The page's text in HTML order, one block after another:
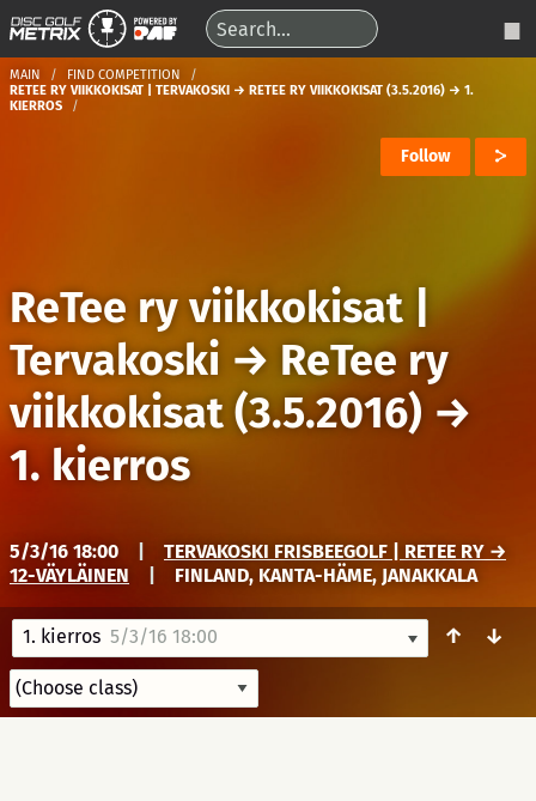
MAIN
FIND COMPETITION
RETEE RY VIIKKOKISAT | TERVAKOSKI → RETEE RY VIIKKOKISAT (3.5.2016) → 1.
KIERROS
Follow
ReTee ry viikkokisat |
Tervakoski → ReTee ry
viikkokisat (3.5.2016) →
1. kierros
5/3/16 18:00
TERVAKOSKI FRISBEEGOLF | RETEE RY →
12-VÄYLÄINEN
FINLAND, KANTA-HÄME, JANAKKALA
1. kierros 5/3/16 18:00 ↑ ↓